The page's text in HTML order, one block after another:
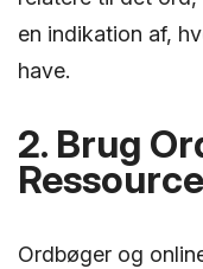
en indikation af,
have.
2. Brug
Ordbøger og